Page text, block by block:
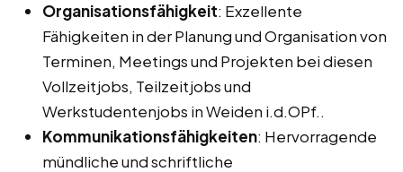
Organisationsfähigkeit: Exzellente
Fähigkeiten in der Planung und Organisation von
Terminen, Meetings und Projekten bei diesen
Vollzeitjobs, Teilzeitjobs und
Werkstudentenjobs in Weiden i.d.OPf..
Kommunikationsfähigkeiten: Hervorragende
mündliche und schriftliche